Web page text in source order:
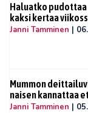
Haluatko pudottaa
kaksi kertaa
Janni Tamminen |
Mummon
naisen kannattaa
Janni Tamminen |